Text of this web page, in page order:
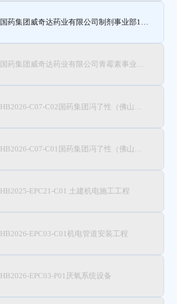
国药集团威奇达药业有限公司青霉素事业部301车间新建废气治理 项目 工艺管道安装工程
HB2025-EPC21-C01 土建机电施工工程
HB2026-EPC03-C01机电管道安装工程
HB2026-EPC03-P01厌氧系统设备